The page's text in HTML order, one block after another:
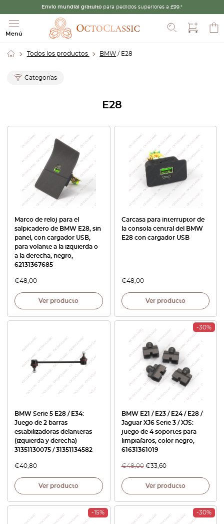
Envío mundial gratuito para pedidos superiores a £99.*
Menú
Todos los productos BMW / E28
Categorías
E28
Marco de reloj para el
salpicadero de BMW E28, sin
panel, con cargador USB,
para volante a la izquierda o
a la derecha, negro,
62131367685
€48,00
Ver producto
Carcasa para interruptor de
la consola central del BMW
E28 con cargador USB
€48,00
Ver producto
BMW Serie 5 E28 / E34:
Juego de 2 barras
estabilizadoras delanteras
(izquierda y derecha)
31351130075 / 31351134582
€40,80
Ver producto
-30%
BMW E21 / E23 / E24 / E28 /
Jaguar XJ6 Serie 3 / XJS:
juego de 4 soportes para
limpiafaros, color negro,
61631361019
€48,00 €33,60
Ver producto
-15% -30%